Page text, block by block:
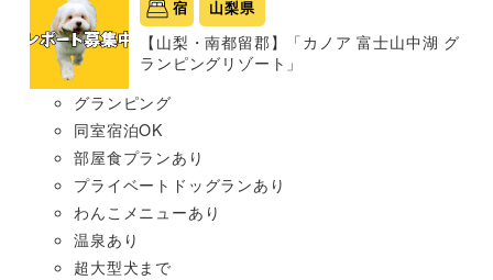
宿 山梨県
【山梨・南都留郡】「カノア 富士山中湖 グ
ランピングリゾート」
グランピング
同室宿泊OK
部屋食プランあり
プライベートドッグランあり
わんこメニューあり
温泉あり
超大型犬まで